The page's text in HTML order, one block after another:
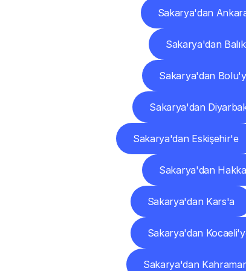
Sakarya'dan
Sakarya'dan
Sakarya'dan
Sakarya'dan
Sakarya'dan Eskişehir'e
Sakarya'dan
Sakarya'dan Kars'a
Sakarya'dan
Sakarya'dan